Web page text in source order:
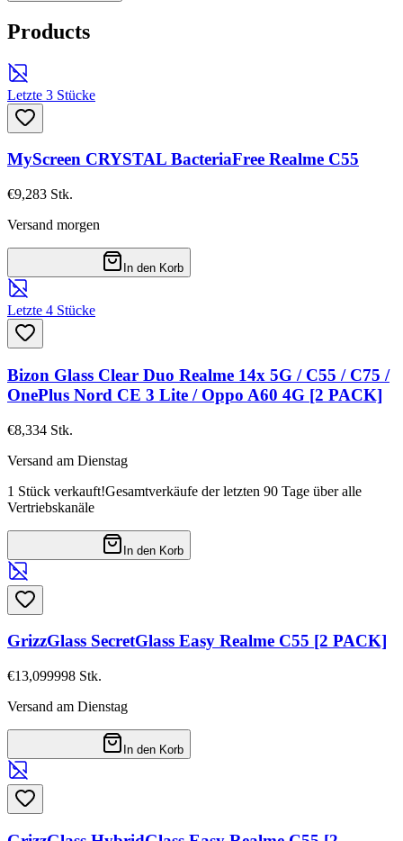
Products
Letzte 3 Stücke
MyScreen CRYSTAL BacteriaFree Realme C55
€9,283 Stk.
Versand morgen
In den Korb
Letzte 4 Stücke
Bizon Glass Clear Duo Realme 14x 5G / C55 / C75 /
OnePlus Nord CE 3 Lite / Oppo A60 4G [2 PACK]
€8,334 Stk.
Versand am Dienstag
1 Stück verkauft!Gesamtverkäufe der letzten 90 Tage über alle
Vertriebskanäle
In den Korb
GrizzGlass SecretGlass Easy Realme C55 [2 PACK]
€13,099998 Stk.
Versand am Dienstag
In den Korb